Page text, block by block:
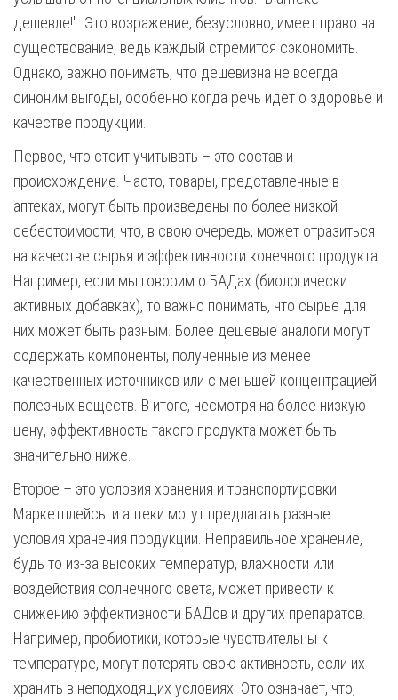
дешевле!". Это возражение, безусловно, имеет право на
существование, ведь каждый стремится сэкономить.
Однако, важно понимать, что дешевизна не всегда
синоним выгоды, особенно когда речь идет о здоровье и
качестве продукции.
Первое, что стоит учитывать – это состав и
происхождение. Часто, товары, представленные в
аптеках, могут быть произведены по более низкой
себестоимости, что, в свою очередь, может отразиться
на качестве сырья и эффективности конечного продукта.
Например, если мы говорим о БАДах (биологически
активных добавках), то важно понимать, что сырье для
них может быть разным. Более дешевые аналоги могут
содержать компоненты, полученные из менее
качественных источников или с меньшей концентрацией
полезных веществ. В итоге, несмотря на более низкую
цену, эффективность такого продукта может быть
значительно ниже.
Второе – это условия хранения и транспортировки.
Маркетплейсы и аптеки могут предлагать разные
условия хранения продукции. Неправильное хранение,
будь то из-за высоких температур, влажности или
воздействия солнечного света, может привести к
снижению эффективности БАДов и других препаратов.
Например, пробиотики, которые чувствительны к
температуре, могут потерять свою активность, если их
хранить в неподходящих условиях. Это означает, что,